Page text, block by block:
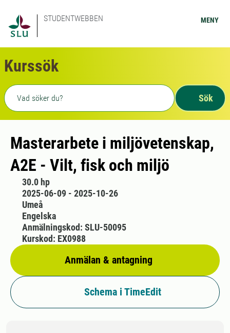
STUDENTWEBBEN MENY
Kurssök
Fritext sökning
Sök
Masterarbete i miljövetenskap,
A2E - Vilt, fisk och miljö
30.0 hp
2025-06-09 - 2025-10-26
Umeå
Engelska
Anmälan & antagning
Anmälningskod: SLU-50095
Kurskod: EX0988
Schema i TimeEdit